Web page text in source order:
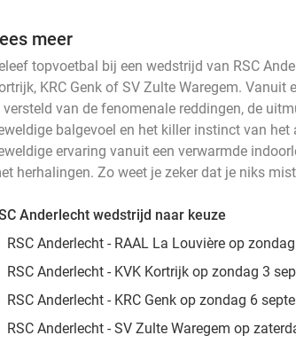
meer
topvoetbal bij een wedstrijd van RSC
KRC Genk of SV Zulte Waregem.
versteld van de fenomenale reddingen, de
balgevoel en het killer instinct van
ervaring vanuit een verwarmde
herhalingen. Zo weet je zeker dat je niks
Anderlecht wedstrijd naar keuze
RSC Anderlecht - RAAL La Louvière op
RSC Anderlecht - KVK Kortrijk op zondag 3
RSC Anderlecht - KRC Genk op zondag 6
RSC Anderlecht - SV Zulte Waregem op